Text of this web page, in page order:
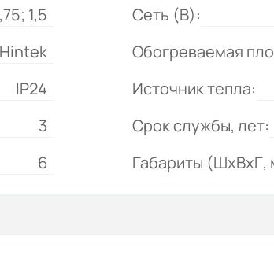
1,5 Сеть (В):
Hintek Обогреваемая
IP24 Источник тепла:
3 Срок службы, лет:
6 Габариты (ШхВхГ,